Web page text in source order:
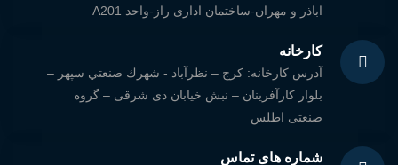
اباذر و مهران-ساختمان اداری راز-واحد A201
کارخانه
آدرس كارخانه: كرج – نظرآباد - شهرك صنعتي سپهر –
بلوار كارآفرينان – نبش خيابان دی شرقی – گروه
صنعتی اطلس
شماره های تماس